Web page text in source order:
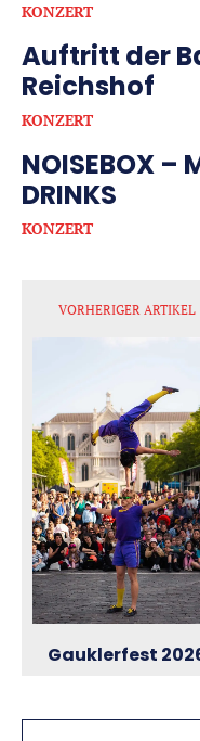
KONZERT
Auftritt der
Reichshof
KONZERT
NOISEBOX –
DRINKS
KONZERT
VORHERIGER ARTIKEL
Gauklerfest